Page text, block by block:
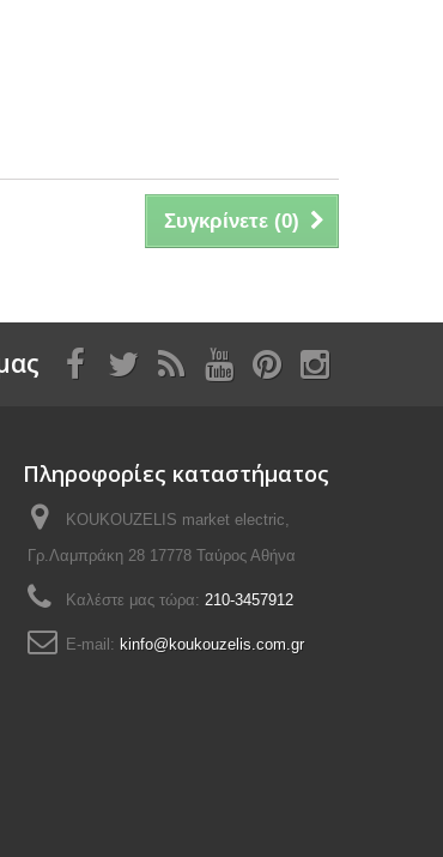
Συγκρίνετε (0)
Πληροφορίες καταστήματος
KOUKOUZELIS market electric,
Γρ.Λαμπράκη 28 17778 Ταύρος Αθήνα
Καλέστε μας τώρα: 210-3457912
E-mail: kinfo@koukouzelis.com.gr